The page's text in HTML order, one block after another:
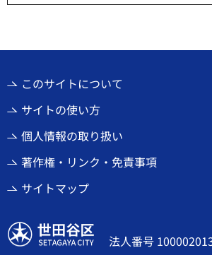
このサイトについて
サイトの使い方
個人情報の取り扱い
著作権・リンク・免責事項
サイトマップ
世田谷区
法人番号